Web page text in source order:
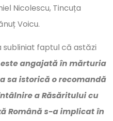
Nicolescu, Tincuța
Voicu.
faptul că astăzi
angajată în mărturia
sa istorică o recomandă
a Răsăritului cu
Română s-a implicat în